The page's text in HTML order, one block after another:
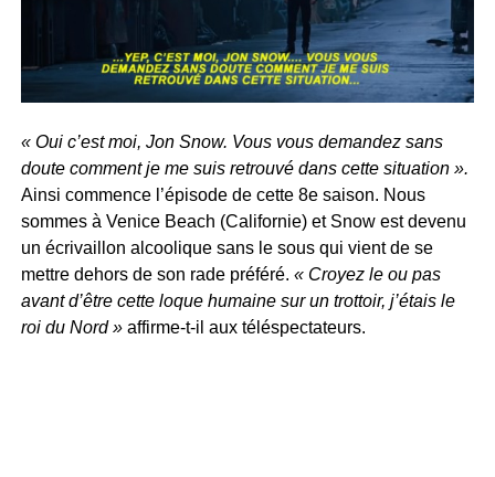
« Oui c’est moi, Jon Snow. Vous vous demandez sans
doute comment je me suis retrouvé dans cette situation ».
Ainsi commence l’épisode de cette 8e saison. Nous
sommes à Venice Beach (Californie) et Snow est devenu
un écrivaillon alcoolique sans le sous qui vient de se
mettre dehors de son rade préféré. « Croyez le ou pas
avant d’être cette loque humaine sur un trottoir, j’étais le
roi du Nord »affirme-t-il aux téléspectateurs.